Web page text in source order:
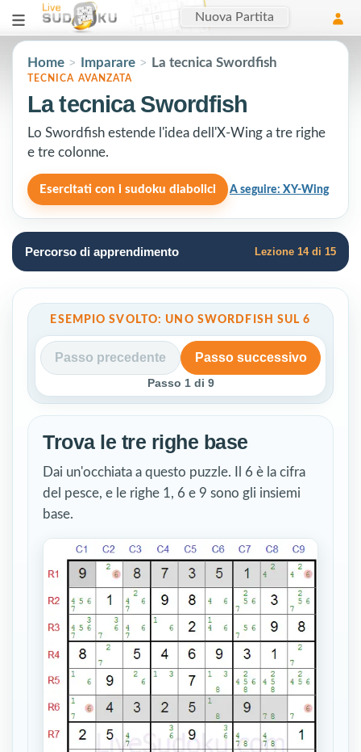
Nuova Partita
Home > Imparare > La tecnica Swordfish
TECNICA AVANZATA
La tecnica Swordfish
Lo Swordfish estende l'idea dell'X-Wing a tre righe
e tre colonne.
Esercitati con i sudoku diabolici A seguire: XY-Wing
Percorso di apprendimento Lezione 14 di 15
ESEMPIO SVOLTO: UNO SWORDFISH SUL 6
Passo precedente
Passo 1di 9
Passo successivo
Trova le tre righe base
Dai un'occhiata a questo puzzle. Il 6 è la cifra
del pesce, e le righe 1, 6 e 9 sono gli insiemi
base.